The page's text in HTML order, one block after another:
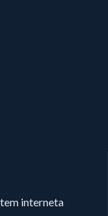
interneta